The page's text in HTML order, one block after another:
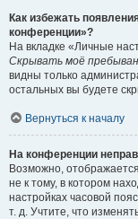
Как избежать
конференции»?
На вкладке «Личные
Скрывать моё
видны только
остальных вы будете
Вернуться к началу
На конференции
Возможно,
не к тому, в котором
настройках часовой
т. д. Учтите, что